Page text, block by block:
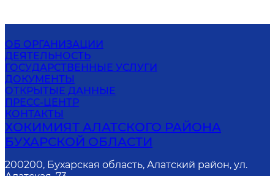
ОБ ОРГАНИЗАЦИИ
ДЕЯТЕЛЬНОСТЬ
ГОСУДАРСТВЕННЫЕ УСЛУГИ
ДОКУМЕНТЫ
ОТКРЫТЫЕ ДАННЫЕ
ПРЕСС-ЦЕНТР
КОНТАКТЫ
ХОКИМИЯТ АЛАТСКОГО РАЙОНА
БУХАРСКОЙ ОБЛАСТИ
200200, Бухарская область, Алатский район, ул.